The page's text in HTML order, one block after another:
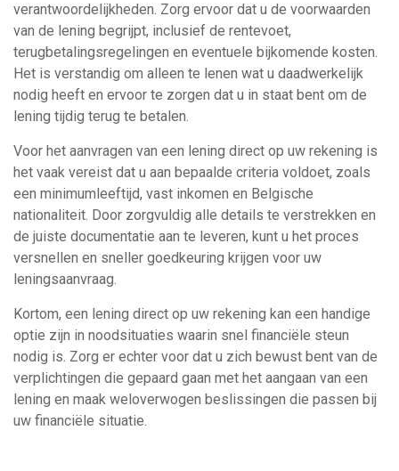
verantwoordelijkheden. Zorg ervoor dat u de voorwaarden
van de lening begrijpt, inclusief de rentevoet,
terugbetalingsregelingen en eventuele bijkomende kosten.
Het is verstandig om alleen te lenen wat u daadwerkelijk
nodig heeft en ervoor te zorgen dat u in staat bent om de
lening tijdig terug te betalen.
Voor het aanvragen van een lening direct op uw rekening is
het vaak vereist dat u aan bepaalde criteria voldoet, zoals
een minimumleeftijd, vast inkomen en Belgische
nationaliteit. Door zorgvuldig alle details te verstrekken en
de juiste documentatie aan te leveren, kunt u het proces
versnellen en sneller goedkeuring krijgen voor uw
leningsaanvraag.
Kortom, een lening direct op uw rekening kan een handige
optie zijn in noodsituaties waarin snel financiële steun
nodig is. Zorg er echter voor dat u zich bewust bent van de
verplichtingen die gepaard gaan met het aangaan van een
lening en maak weloverwogen beslissingen die passen bij
uw financiële situatie.